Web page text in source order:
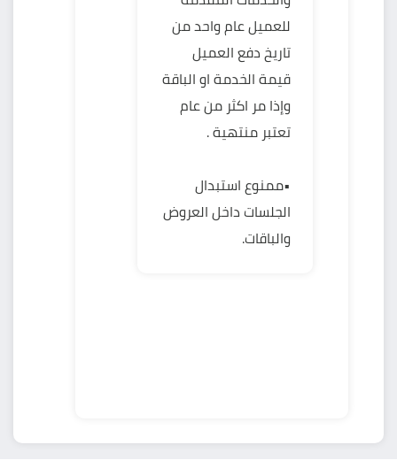
للعميل عام واحد من
تاريخ دفع العميل
قيمة الخدمة او الباقة
وإذا مر اكثر من عام
تعتبر منتهية .
•ممنوع استبدال
الجلسات داخل العروض
والباقات.